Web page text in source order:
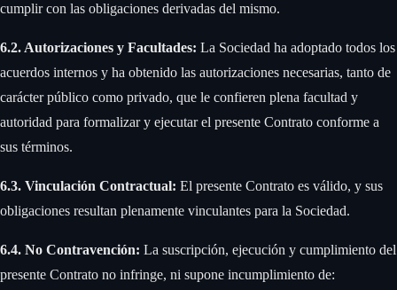
cumplir con las obligaciones derivadas del mismo.
6.2. Autorizaciones y Facultades: La Sociedad ha adoptado todos los
acuerdos internos y ha obtenido las autorizaciones necesarias, tanto de
carácter público como privado, que le confieren plena facultad y
autoridad para formalizar y ejecutar el presente Contrato conforme a
sus términos.
6.3. Vinculación Contractual: El presente Contrato es válido, y sus
obligaciones resultan plenamente vinculantes para la Sociedad.
6.4. No Contravención: La suscripción, ejecución y cumplimiento del
presente Contrato no infringe, ni supone incumplimiento de: